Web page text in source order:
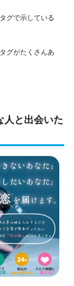
グで示している
グがたくさんあ
人と出会いた